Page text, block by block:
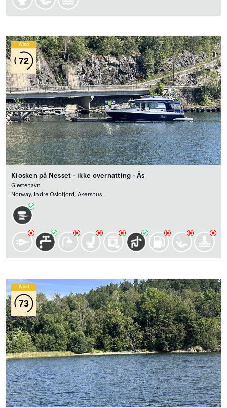
Wind
72
Kiosken på Nesset - ikke overnatting - Ås
Gjestehavn
Norway, Indre Oslofjord, Akershus
Wind
73